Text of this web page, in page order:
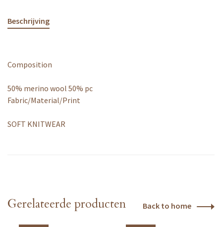
Beschrijving
Composition
50% merino wool 50% pc
Fabric/Material/Print
SOFT KNITWEAR
Gerelateerde producten Back to home